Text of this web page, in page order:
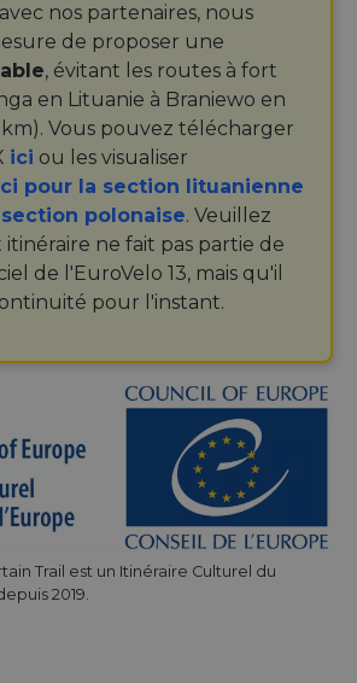
nos partenaires, nous
de proposer une
, évitant les routes à fort
en Lituanie à Braniewo en
Vous pouvez télécharger
ici ou les visualiser
pour la section lituanienne
polonaise. Veuillez
ne fait pas partie de
de l'EuroVelo 13, mais qu'il
pour l'instant.
Trail est un Itinéraire Culturel du
2019.